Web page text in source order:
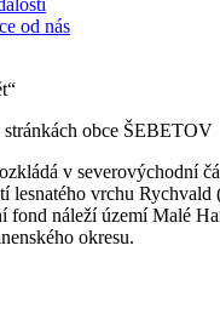
od nás
obce ŠEBETOV
v severovýchodní
lesnatého vrchu Rychvald
fond náleží území Malé
okresu.